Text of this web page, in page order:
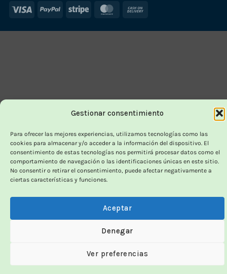
Gestionar consentimiento
Para ofrecer las mejores experiencias, utilizamos tecnologías como las
cookies para almacenar y/o acceder a la información del dispositivo. El
consentimiento de estas tecnologías nos permitirá procesar datos como el
comportamiento de navegación o las identificaciones únicas en este sitio.
No consentir o retirar el consentimiento, puede afectar negativamente a
ciertas características y funciones.
Aceptar
Denegar
Ver preferencias
Visa PayPal Stripe MasterCard